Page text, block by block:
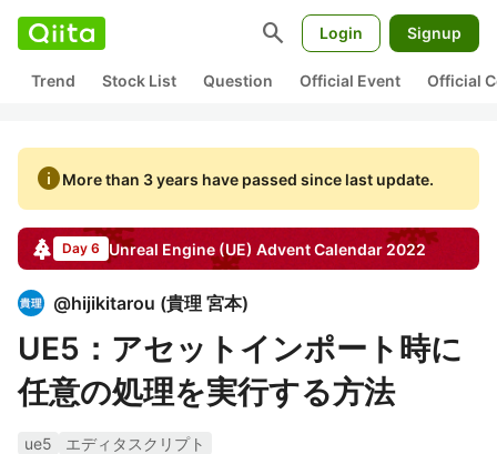
search Login Signup
Trend Stock List Question Official Event Official
infoMore than 3 years have passed since last update.
Day 6 Unreal Engine (UE) Advent Calendar2022
@hijikitarou (貴理 宮本)
UE5：アセットインポート時に
任意の処理を実行する方法
ue5
エディタスクリプト